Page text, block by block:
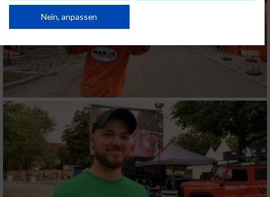
von Inhalten.
Daten können außerhalb der Europäischen Union weitergegeben und in die
Website/App.
Partnerliste anzeigen (1 IAB-Anbieter)
IAB-Verarbeitungszwecke:
Speichern von oder Zugriff auf Informationen
auf einem Endgerät
Verwendung reduzierter Daten zur Auswahl
von Werbeanzeigen
Nein, anpassen